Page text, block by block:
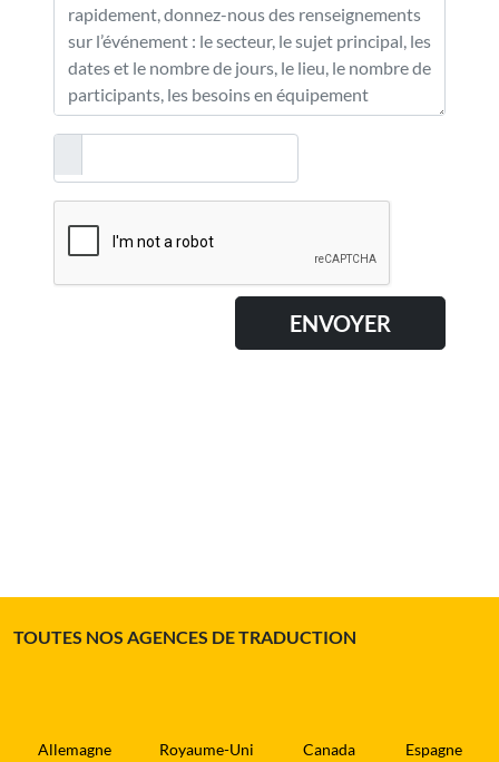
TOUTES NOS AGENCES DE TRADUCTION
Allemagne Royaume-Uni Canada Espagne